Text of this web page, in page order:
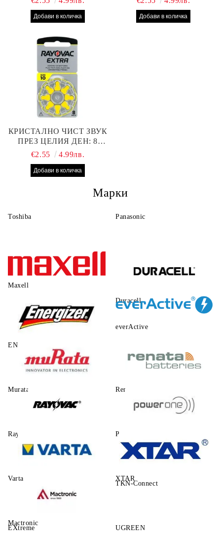
СЛУХОВ АПАРАТ С
ПРОИЗВОДИТЕЛНОСТ
КРИСТАЛНО ЧИСТ ЗВУК
ПРЕЗ ЦЕЛИЯ ДЕН: 8
БРОЯ RAYOVAC EXTRA
АПАРАТ
€2.55 4.99лв.
Марки
Toshiba Panasonic
Maxell
Duracell
ENERGIZER
everActive
Murata Renata
Rayovac Power One
Varta XTAR
Mactronic
TKN-Connect
EXtreme UGREEN